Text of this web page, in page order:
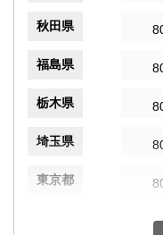
秋田県
福島県
栃木県
埼玉県
東京都